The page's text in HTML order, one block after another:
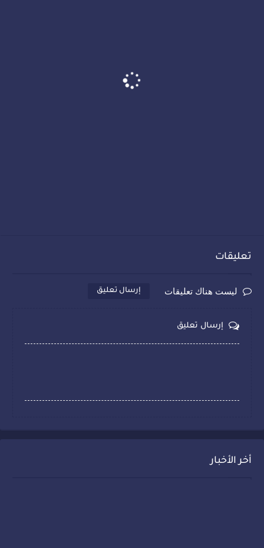
تعليقات
ليست هناك تعليقات إرسال تعليق
إرسال تعليق
أخر الأخبار